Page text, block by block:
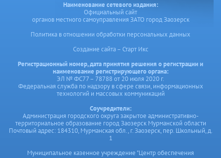
Наименование сетевого издания:
Официальный сайт
органов местного самоуправления ЗАТО город Заозерск
Политика в отношении обработки персональных данных
Создание сайта – Старт Икс
Регистрационный номер, дата принятия решения о регистрации и
наименование регистрирующего органа:
ЭЛ № ФС77 – 78788 от 20 июля 2020 г.
Федеральная служба по надзору в сфере связи, информационных
технологий и массовых коммуникаций
Соучредители:
Администрация городского округа закрытое административно-
территориальное образование город Заозерск Мурманской области
Почтовый адрес: 184310, Мурманская обл., г. Заозерск, пер. Школьный, д.
1
Муниципальное казенное учреждение "Центр обеспечения